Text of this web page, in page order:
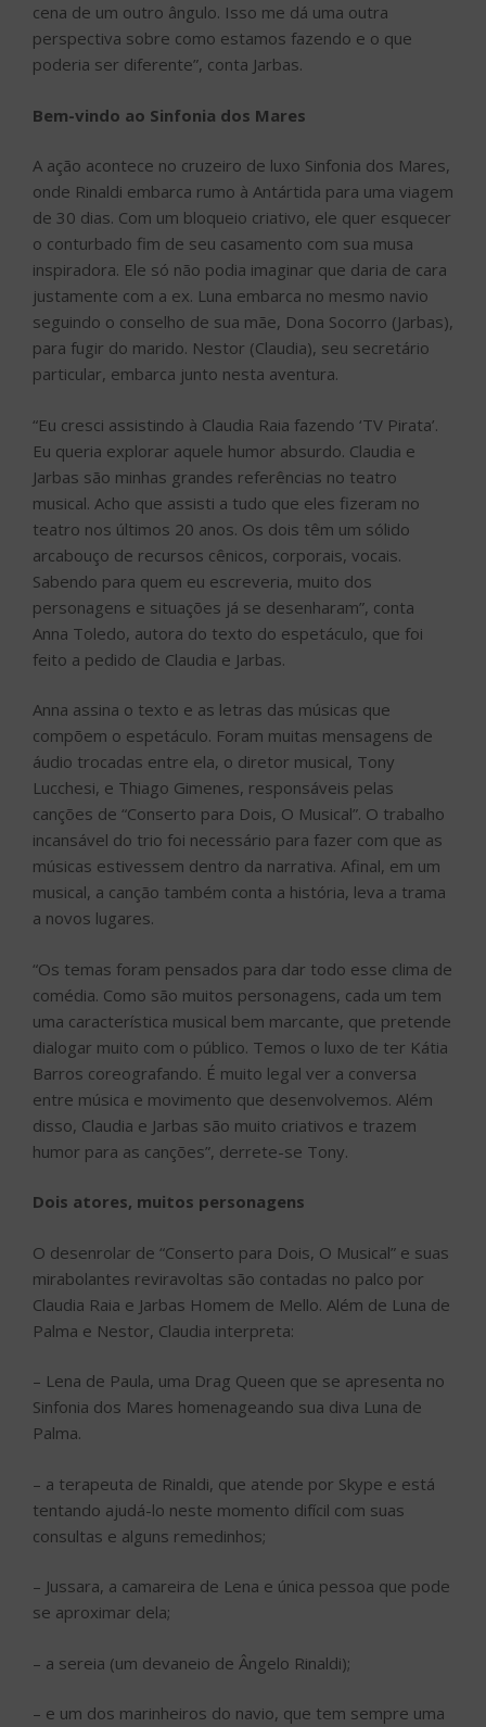
cena de um outro ângulo. Isso me dá uma outra
perspectiva sobre como estamos fazendo e o que
poderia ser diferente”, conta Jarbas.
Bem-vindo ao Sinfonia dos Mares
A ação acontece no cruzeiro de luxo Sinfonia dos Mares,
onde Rinaldi embarca rumo à Antártida para uma viagem
de 30 dias. Com um bloqueio criativo, ele quer esquecer
o conturbado fim de seu casamento com sua musa
inspiradora. Ele só não podia imaginar que daria de cara
justamente com a ex. Luna embarca no mesmo navio
seguindo o conselho de sua mãe, Dona Socorro (Jarbas),
para fugir do marido. Nestor (Claudia), seu secretário
particular, embarca junto nesta aventura.
“Eu cresci assistindo à Claudia Raia fazendo ‘TV Pirata’.
Eu queria explorar aquele humor absurdo. Claudia e
Jarbas são minhas grandes referências no teatro
musical. Acho que assisti a tudo que eles fizeram no
teatro nos últimos 20 anos. Os dois têm um sólido
arcabouço de recursos cênicos, corporais, vocais.
Sabendo para quem eu escreveria, muito dos
personagens e situações já se desenharam”, conta
Anna Toledo, autora do texto do espetáculo, que foi
feito a pedido de Claudia e Jarbas.
Anna assina o texto e as letras das músicas que
compõem o espetáculo. Foram muitas mensagens de
áudio trocadas entre ela, o diretor musical, Tony
Lucchesi, e Thiago Gimenes, responsáveis pelas
canções de “Conserto para Dois, O Musical”. O trabalho
incansável do trio foi necessário para fazer com que as
músicas estivessem dentro da narrativa. Afinal, em um
musical, a canção também conta a história, leva a trama
a novos lugares.
“Os temas foram pensados para dar todo esse clima de
comédia. Como são muitos personagens, cada um tem
uma característica musical bem marcante, que pretende
dialogar muito com o público. Temos o luxo de ter Kátia
Barros coreografando. É muito legal ver a conversa
entre música e movimento que desenvolvemos. Além
disso, Claudia e Jarbas são muito criativos e trazem
humor para as canções”, derrete-se Tony.
Dois atores, muitos personagens
O desenrolar de “Conserto para Dois, O Musical” e suas
mirabolantes reviravoltas são contadas no palco por
Claudia Raia e Jarbas Homem de Mello. Além de Luna de
Palma e Nestor, Claudia interpreta:
– Lena de Paula, uma Drag Queen que se apresenta no
Sinfonia dos Mares homenageando sua diva Luna de
Palma.
– a terapeuta de Rinaldi, que atende por Skype e está
tentando ajudá-lo neste momento difícil com suas
consultas e alguns remedinhos;
– Jussara, a camareira de Lena e única pessoa que pode
se aproximar dela;
– a sereia (um devaneio de Ângelo Rinaldi);
– e um dos marinheiros do navio, que tem sempre uma